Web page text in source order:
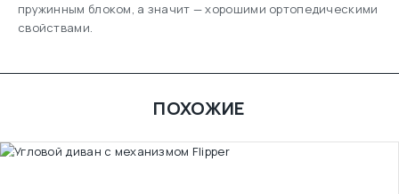
пружинным блоком, а значит — хорошими ортопедическими
свойствами.
ПОХОЖИЕ